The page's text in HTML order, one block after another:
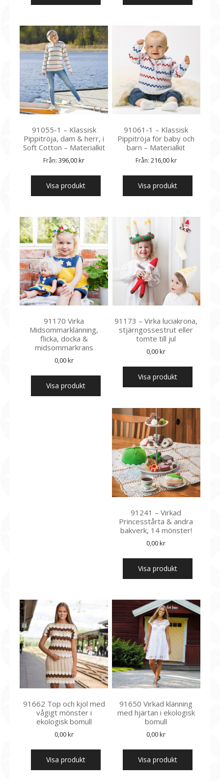
91055-1 – Klassisk
Pippitröja, dam & herr, i
Soft Cotton – Materialkit
Från:396,00kr
Visa produkt
91061-1 – Klassisk
Pippitröja för baby och
barn – Materialkit
Från: 216,00kr
Visa produkt
91170 Virka
Midsommarklänning,
flicka, docka &
midsommarkrans
0,00kr
Visa produkt
91173 – Virka luciakrona,
stjärngossestrut eller
tomte till jul
0,00kr
Visa produkt
91241 – Virkad
Princesstårta & andra
bakverk, 14 mönster!
0,00kr
Visa produkt
91650 Virkad klänning
med hjärtan i ekologisk
bomull
0,00kr
Visa produkt
91662 Top och kjol med
vågigt mönster i
ekologisk bomull
0,00kr
Visa produkt